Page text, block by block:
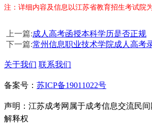
注：详细内容及信息以江苏省教育招生考试院
上一篇:成人高考函授本科学历是否正规
下一篇:常州信息职业技术学院成人高考
关于我们 联系我们
备案号： 苏ICP备19011022号
声明：江苏成考网属于成考信息交流民
解释权